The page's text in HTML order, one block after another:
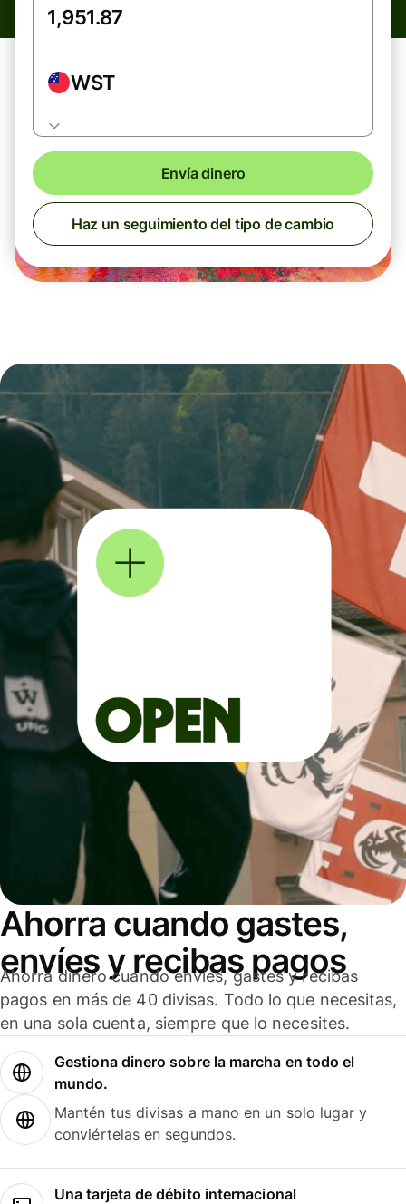
WST
Envía dinero
Haz un seguimiento del tipo de cambio
Ahorra cuando gastes,
envíes y recibas pagos
Ahorra dinero cuando envíes, gastes y recibas
pagos en más de 40 divisas. Todo lo que necesitas,
en una sola cuenta, siempre que lo necesites.
Gestiona dinero sobre la marcha en todo el
mundo.
Mantén tus divisas a mano en un solo lugar y
conviértelas en segundos.
Una tarjeta de débito internacional